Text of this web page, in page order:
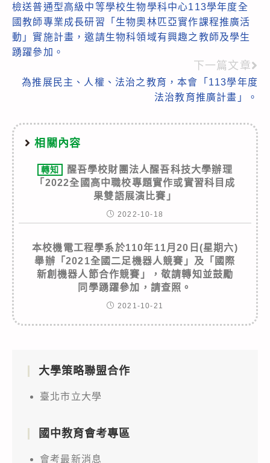
more
articles
檢送普通型高級中等學校生物學科中心113學年度全
國教師專業成長研習「生物奧林匹亞實作課程推廣活
動」實施計畫，邀請生物科領域有興趣之教師及學生
踴躍參加。
下一篇文章
為推展民主、人權、法治之教育，本會「113學年度
法治教育推廣計畫」。
相關內容
轉知
醒吾學校財團法人醒吾科技大學辦理
「2022全國高中職校專題實作或實習科目成
果雙語展演比賽」
2022-10-18
本校機電工程學系於110年11月20日(星期六)
舉辦「2021全國二足機器人競賽」及「國際
新創機器人節合作競賽」，敬請轉知並鼓勵
同學踴躍參加，請查照。
2021-10-21
大學策略聯盟合作
臺北市立大學
國中教育會考專區
會考最新消息